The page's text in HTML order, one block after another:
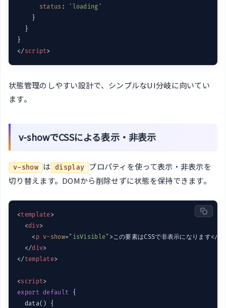
status :
'loading'
    }
  }
</script>
状態管理のしやすい設計で、シンプルなUI分岐に向いてい
ます。
v-showでCSSによる表示・非表示
v-show は display
プロパティを使って表示・非表示を
切り替えます。DOMから削除せずに状態を保持できます。
<template>
<div>
< p v-show= "isVisible" >この要素はCSSで非表示になります</
</div>
</template>
<script>
export default {
  data() {